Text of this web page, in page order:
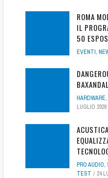
ROMA
IL
50
EVENTI,
HARDWARE,
LUGLIO 2026
PRO AUDIO,
TEST
24